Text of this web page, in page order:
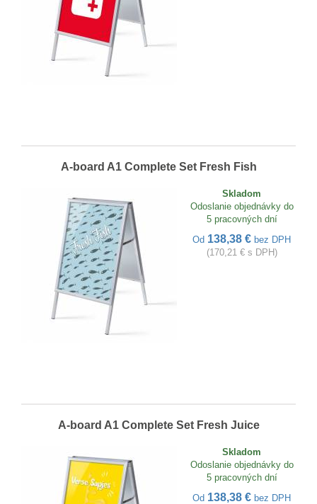
A-board A1 Complete Set Fresh Fish
Skladom
Odoslanie objednávky do
5 pracovných dní
Od 138,38 € bez DPH
(170,21 € s DPH)
A-board A1 Complete Set Fresh Juice
Skladom
Odoslanie objednávky do
5 pracovných dní
Od 138,38 € bez DPH